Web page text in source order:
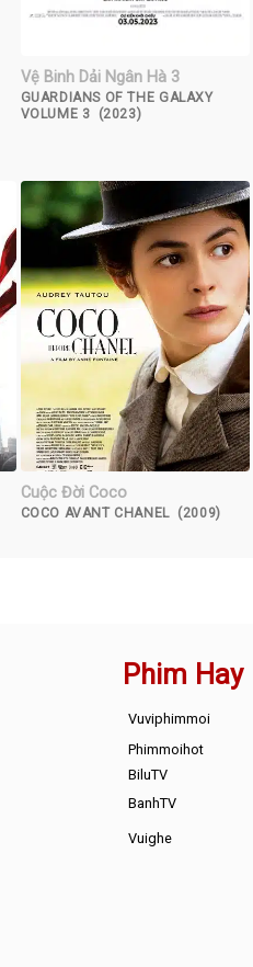
Vệ Binh Dải Ngân Hà 3
GUARDIANS OF THE GALAXY
VOLUME 3 (2023)
Cuộc Đời Coco
COCO AVANT CHANEL (2009)
Phim Hay
Vuviphimmoi
Phimmoihot
BiluTV
BanhTV
Vuighe